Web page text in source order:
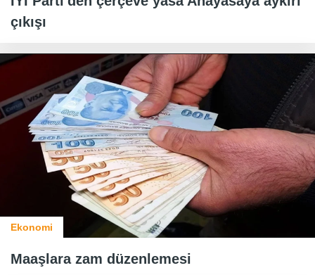
çıkışı
Ekonomi
Maaşlara zam düzenlemesi